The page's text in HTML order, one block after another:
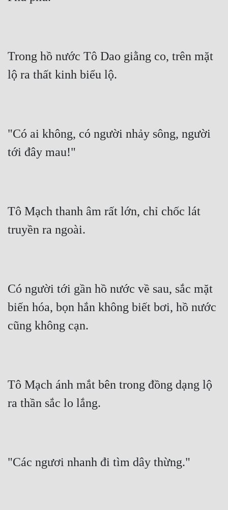
Trong hồ nước Tô Dao giằng co, trên mặt
lộ ra thất kinh biểu lộ.
"Có ai không, có người nhảy sông, người
tới đây mau!"
Tô Mạch thanh âm rất lớn, chỉ chốc lát
truyền ra ngoài.
Có người tới gần hồ nước về sau, sắc mặt
biến hóa, bọn hắn không biết bơi, hồ nước
cũng không cạn.
Tô Mạch ánh mắt bên trong đồng dạng lộ
ra thần sắc lo lắng.
"Các ngươi nhanh đi tìm dây thừng."